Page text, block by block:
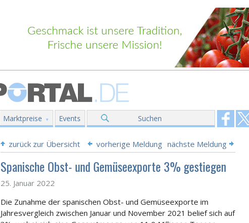
Marktpreise Events Suchen
zurück zur Übersicht vorherige Meldung nächste Meldung
Spanische Obst- und Gemüseexporte 3% gestiegen
25. Januar 2022
Die Zunahme der spanischen Obst- und Gemüseexporte im
Jahresvergleich zwischen Januar und November 2021 belief sich auf